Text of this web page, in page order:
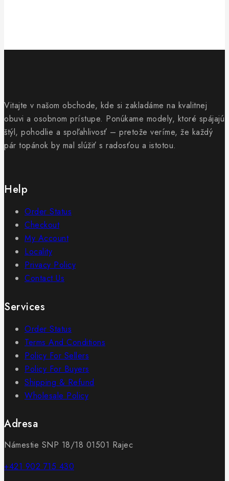
Vitajte v našom obchode, kde si zakladáme na kvalitnej
obuvi a osobnom prístupe. Ponúkame modely, ktoré spájajú
štýl, pohodlie a spoľahlivosť – pretože veríme, že každý
pár topánok by mal slúžiť s radosťou a istotou.
Help
Order Status
Checkout
My Account
Locality
Privacy Policy
Contact Us
Services
Order Status
Terms And Conditions
Policy For Sellers
Policy For Buyers
Shipping & Refund
Wholesale Policy
Adresa
Námestie SNP 18/18 01501 Rajec
+421 902 715 430